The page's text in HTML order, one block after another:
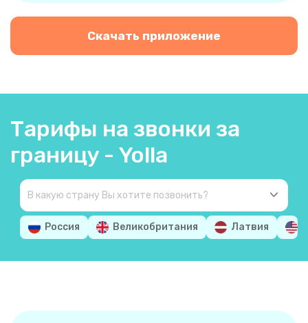
Скачать приложение
Тарифы на звонки за
границу - Yolla
Россия Великобритания Латвия